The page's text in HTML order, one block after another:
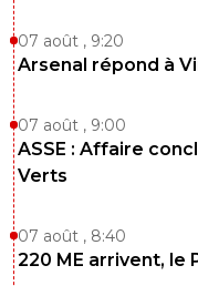
07 août , 9:20
Arsenal répond à
07 août , 9:00
ASSE : Affaire
Verts
07 août , 8:40
220 ME arrivent, le